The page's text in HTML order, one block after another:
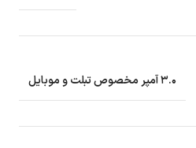
۳.۰ آمپر مخصوص تبلت و موبایل